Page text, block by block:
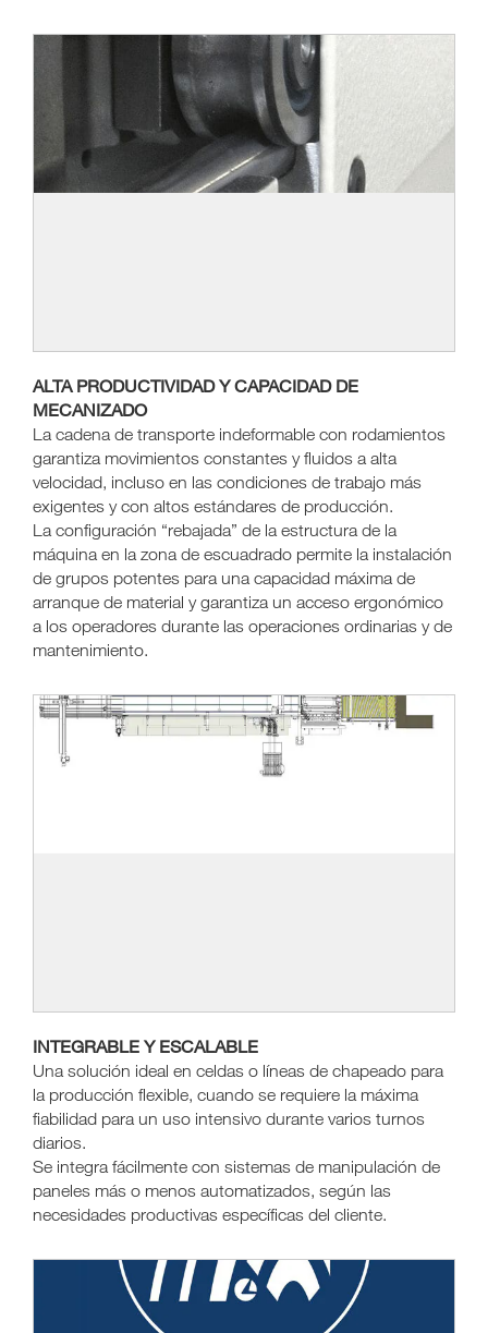
ALTA PRODUCTIVIDAD Y CAPACIDAD DE
MECANIZADO
La cadena de transporte indeformable con rodamientos
garantiza movimientos constantes y fluidos a alta
velocidad, incluso en las condiciones de trabajo más
exigentes y con altos estándares de producción.
La configuración “rebajada” de la estructura de la
máquina en la zona de escuadrado permite la instalación
de grupos potentes para una capacidad máxima de
arranque de material y garantiza un acceso ergonómico
a los operadores durante las operaciones ordinarias y de
mantenimiento.
INTEGRABLE Y ESCALABLE
Una solución ideal en celdas o líneas de chapeado para
la producción flexible, cuando se requiere la máxima
fiabilidad para un uso intensivo durante varios turnos
diarios.
Se integra fácilmente con sistemas de manipulación de
paneles más o menos automatizados, según las
necesidades productivas específicas del cliente.